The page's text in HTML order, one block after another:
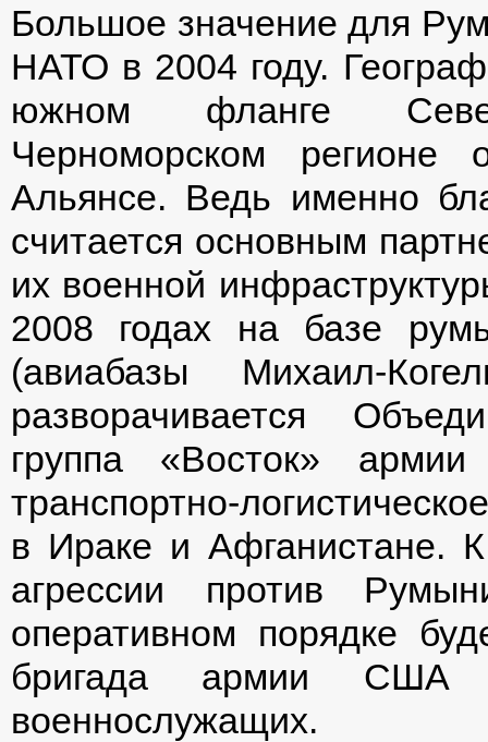
Большое значение для
НАТО в 2004 году.
южном фланге
Черноморском
Альянсе. Ведь именно
считается основным
их военной
2008 годах на базе
(авиабазы Михаил-
разворачивается
группа «Восток»
транспортно-
в Ираке и Афганистане.
агрессии против
оперативном порядке
бригада армии США
военнослужащих.